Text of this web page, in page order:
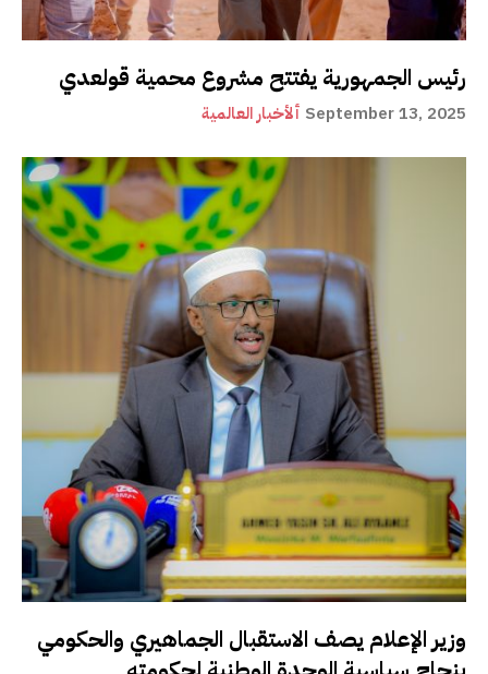
رئيس الجمهورية يفتتح مشروع محمية قولعدي
ألأخبار العالمية September 13, 2025
وزير الإعلام يصف الاستقبال الجماهيري والحكومي